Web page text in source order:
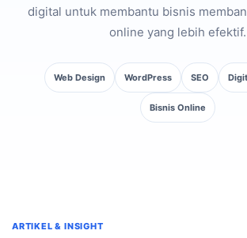
digital untuk membantu bisnis
online yang lebih efektif.
Web Design WordPress SEO
Bisnis Online
ARTIKEL & INSIGHT